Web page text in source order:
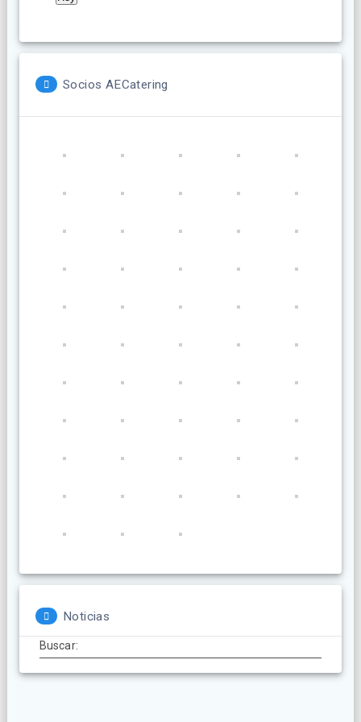
Socios AECatering
Noticias
Buscar: